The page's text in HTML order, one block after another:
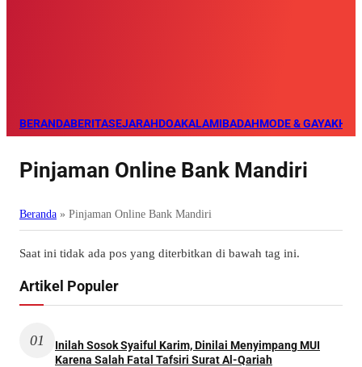
BERANDABERITASEJARAHDOAKALAMIBADAHMODE & GAYA
Pinjaman Online Bank Mandiri
Beranda » Pinjaman Online Bank Mandiri
Saat ini tidak ada pos yang diterbitkan di bawah tag ini.
Artikel Populer
01
Inilah Sosok Syaiful Karim, Dinilai Menyimpang MUI
Karena Salah Fatal Tafsiri Surat Al-Qariah